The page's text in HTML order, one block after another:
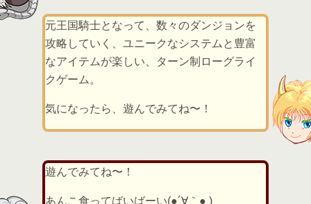
元王国騎士となって、数々のダンジョンを
攻略していく、ユニークなシステムと豊富
なアイテムが楽しい、ターン制ローグライ
クゲーム。
気になったら、遊んでみてね〜！
遊んでみてね〜！
あんこ食ってばいばーい(●´∀｀● )